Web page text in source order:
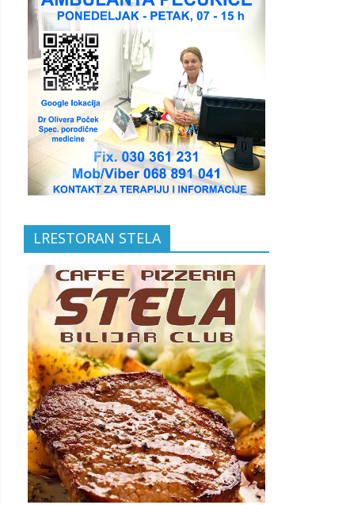
LRESTORAN STELA